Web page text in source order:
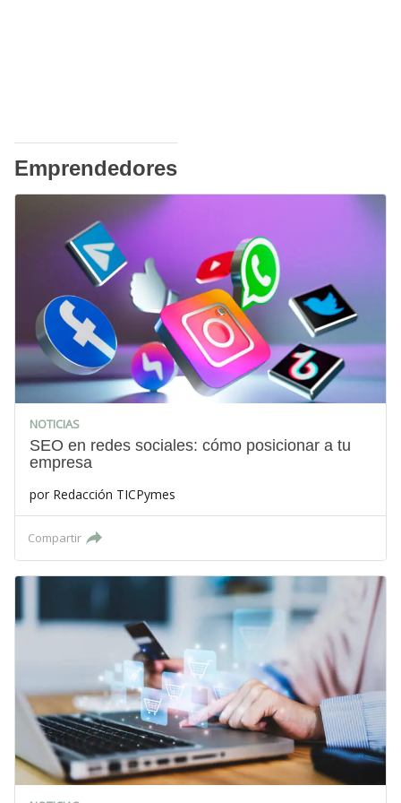
Emprendedores
NOTICIAS
SEO en redes sociales: cómo posicionar a tu
empresa
por Redacción TICPymes
Compartir